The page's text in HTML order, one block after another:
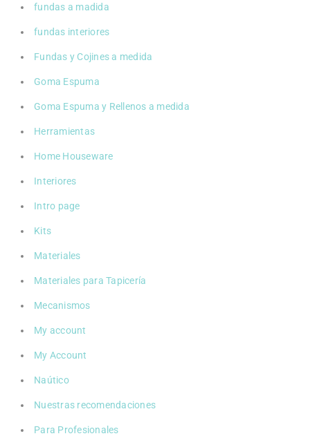
fundas a madida
fundas interiores
Fundas y Cojines a medida
Goma Espuma
Goma Espuma y Rellenos a medida
Herramientas
Home Houseware
Interiores
Intro page
Kits
Materiales
Materiales para Tapicería
Mecanismos
My account
My Account
Naútico
Nuestras recomendaciones
Para Profesionales